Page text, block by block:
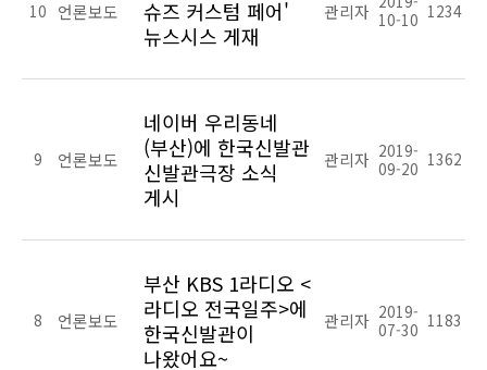
10 언론보도
슈즈 커스텀 페어'
뉴스시스 게재
관리자 10-10 1234
9 언론보도
네이버 우리동네
(부산)에 한국신발관
신발관극장 소식
게시
관리자 2019-
09-20 1362
8 언론보도
부산 KBS 1라디오 <
라디오 전국일주>에
한국신발관이
나왔어요~
관리자 2019-
07-30 1183